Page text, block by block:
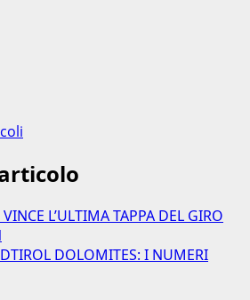
L’ULTIMA TAPPA DEL GIRO
DOLOMITES: I NUMERI